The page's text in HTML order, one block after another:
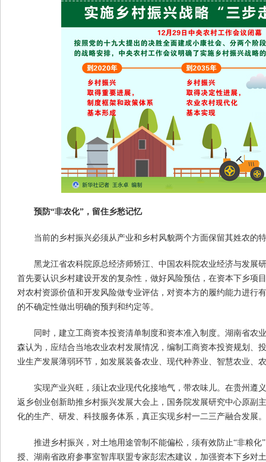
预防“非农化”，留住乡愁记忆
当前的乡村振兴必须从产业和乡村风貌两个方面保留其姓农的
黑龙江省农科院原总经济师矫江、中国农科院农业经济与发展
首先要认识乡村建设开发的复杂性，做好风险预估，在资本下乡项
对农村资源价值和开发风险做专业评估，对资本方的履约能力进行
的不确定性做出明确的预判和约定等。
同时，建立工商资本投资清单制度和资本准入制度。湖南省农
森认为，应结合当地农业农村发展情况，编制工商资本投资规划、
业生产发展薄弱环节，如发展装备农业、现代种养业、智慧农业、
实现产业兴旺，须让农业现代化接地气，带农味儿。在贵州遵
返乡创业创新助推乡村振兴发展大会上，国务院发展研究中心原副
化的生产、研发、科技服务体系，真正实现乡村一二三产融合发展。
推进乡村振兴，对土地用途管制不能偏松，须有效防止“非粮化
授、湖南省政府参事室智库联盟专家彭宏杰建议，加强资本下乡对